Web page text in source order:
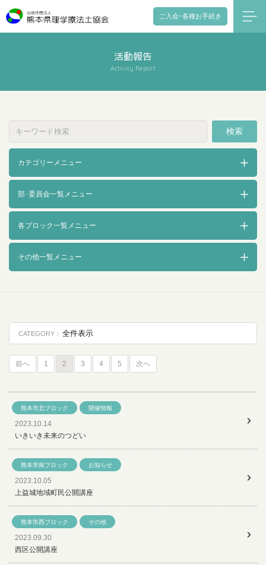
ご入会･各種お手続き
活動報告
Activity Report
検索
カテゴリーメニュー
部･委員会一覧メニュー
各ブロック一覧メニュー
その他一覧メニュー
CATEGORY： 全件表示
前へ 1 2 3 4 5 次へ
熊本市北ブロック 開催情報
2023.10.14
いきいき未来のつどい
熊本市南ブロック お知らせ
2023.10.05
上益城地域町民公開講座
熊本市西ブロック その他
2023.09.30
西区公開講座